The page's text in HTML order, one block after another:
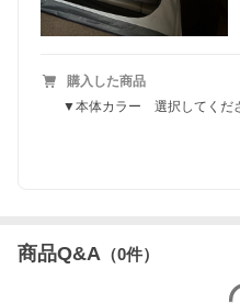
購入した商品
▼本体カラー 選択してくだ
商品Q&A （0件）